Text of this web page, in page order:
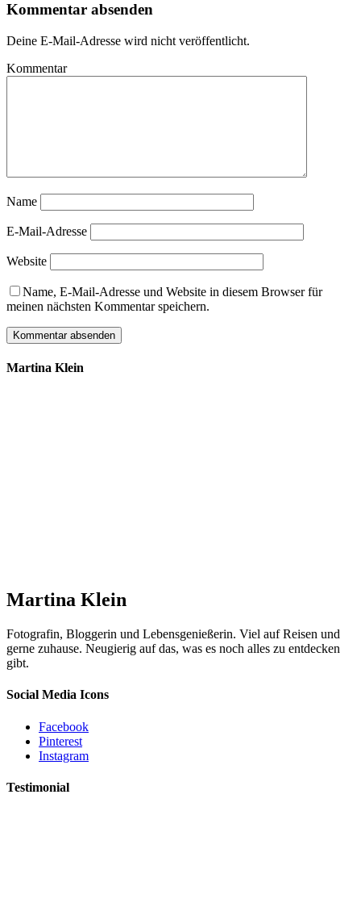
Kommentar absenden
Deine E-Mail-Adresse wird nicht veröffentlicht.
Kommentar
Name
E-Mail-Adresse
Website
Name, E-Mail-Adresse und Website in diesem Browser für
meinen nächsten Kommentar speichern.
Martina Klein
Martina Klein
Fotografin, Bloggerin und Lebensgenießerin. Viel auf Reisen und
gerne zuhause. Neugierig auf das, was es noch alles zu entdecken
gibt.
Social Media Icons
Facebook
Pinterest
Instagram
Testimonial